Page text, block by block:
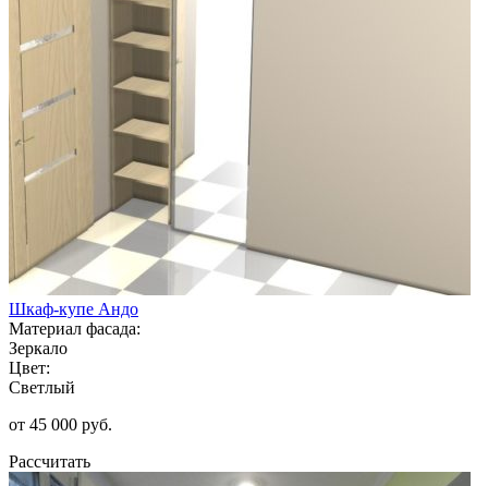
Шкаф-купе Андо
Материал фасада:
Зеркало
Цвет:
Светлый
от 45 000 руб.
Рассчитать